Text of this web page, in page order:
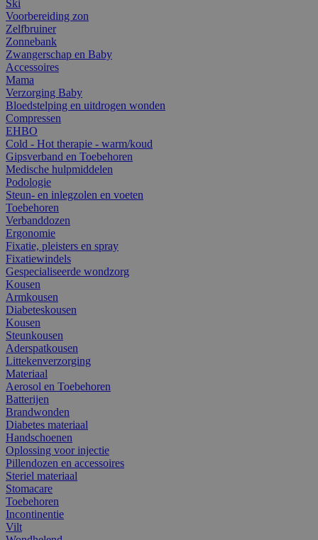
Ski
Voorbereiding zon
Zelfbruiner
Zonnebank
Zwangerschap en Baby
Accessoires
Mama
Verzorging Baby
Bloedstelping en uitdrogen wonden
Compressen
EHBO
Cold - Hot therapie - warm/koud
Gipsverband en Toebehoren
Medische hulpmiddelen
Podologie
Steun- en inlegzolen en voeten
Toebehoren
Verbanddozen
Ergonomie
Fixatie, pleisters en spray
Fixatiewindels
Gespecialiseerde wondzorg
Kousen
Armkousen
Diabeteskousen
Kousen
Steunkousen
Aderspatkousen
Littekenverzorging
Materiaal
Aerosol en Toebehoren
Batterijen
Brandwonden
Diabetes materiaal
Handschoenen
Oplossing voor injectie
Pillendozen en accessoires
Steriel materiaal
Stomacare
Toebehoren
Incontinentie
Vilt